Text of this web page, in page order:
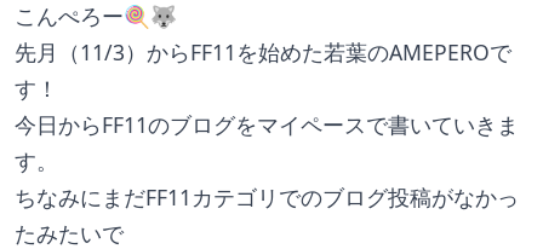
こんぺろー🍭🐺
先月（11/3）からFF11を始めた若葉のAMEPEROで
す！
今日からFF11のブログをマイペースで書いていきま
す。
ちなみにまだFF11カテゴリでのブログ投稿がなかっ
たみたいで